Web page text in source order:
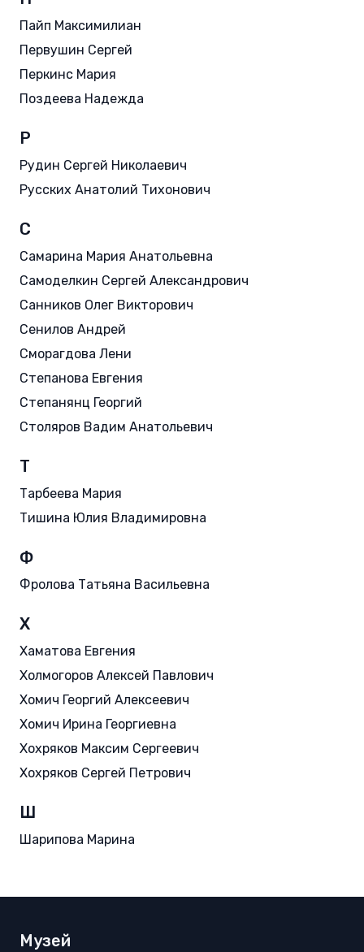
Пайп Максимилиан
Первушин Сергей
Перкинс Мария
Поздеева Надежда
Р
Рудин Сергей Николаевич
Русских Анатолий Тихонович
С
Самарина Мария Анатольевна
Самоделкин Сергей Александрович
Санников Олег Викторович
Сенилов Андрей
Сморагдова Лени
Степанова Евгения
Степанянц Георгий
Столяров Вадим Анатольевич
Т
Тарбеева Мария
Тишина Юлия Владимировна
Ф
Фролова Татьяна Васильевна
Х
Хаматова Евгения
Холмогоров Алексей Павлович
Хомич Георгий Алексеевич
Хомич Ирина Георгиевна
Хохряков Максим Сергеевич
Хохряков Сергей Петрович
Ш
Шарипова Марина
Музей